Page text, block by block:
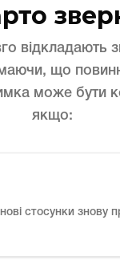
відкладають
що
може бути
якщо:
стосунки знову